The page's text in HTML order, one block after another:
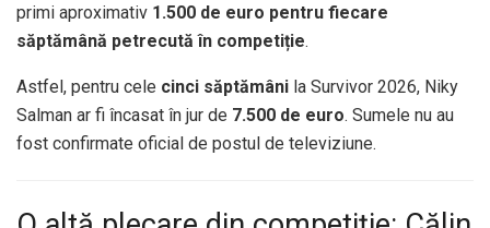
primi aproximativ 1.500 de euro pentru fiecare
săptămână petrecută în competiție.
Astfel, pentru cele cinci săptămâni la Survivor 2026, Niky
Salman ar fi încasat în jur de 7.500 de euro. Sumele nu au
fost confirmate oficial de postul de televiziune.